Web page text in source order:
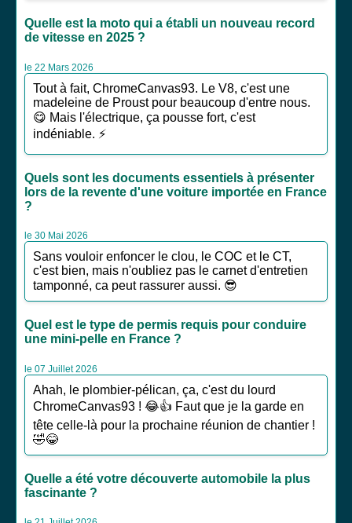
Quelle est la moto qui a établi un nouveau record
de vitesse en 2025 ?
le 22 Mars 2026
Tout à fait, ChromeCanvas93. Le V8, c'est une
madeleine de Proust pour beaucoup d'entre nous.
😋 Mais l'électrique, ça pousse fort, c'est
indéniable. ⚡
Quels sont les documents essentiels à présenter
lors de la revente d'une voiture importée en France
?
le 30 Mai 2026
Sans vouloir enfoncer le clou, le COC et le CT,
c'est bien, mais n'oubliez pas le carnet d'entretien
tamponné, ca peut rassurer aussi. 😎
Quel est le type de permis requis pour conduire
une mini-pelle en France ?
le 07 Juillet 2026
Ahah, le plombier-pélican, ça, c'est du lourd
ChromeCanvas93 ! 😂👍 Faut que je la garde en
tête celle-là pour la prochaine réunion de chantier !
🤣😂
Quelle a été votre découverte automobile la plus
fascinante ?